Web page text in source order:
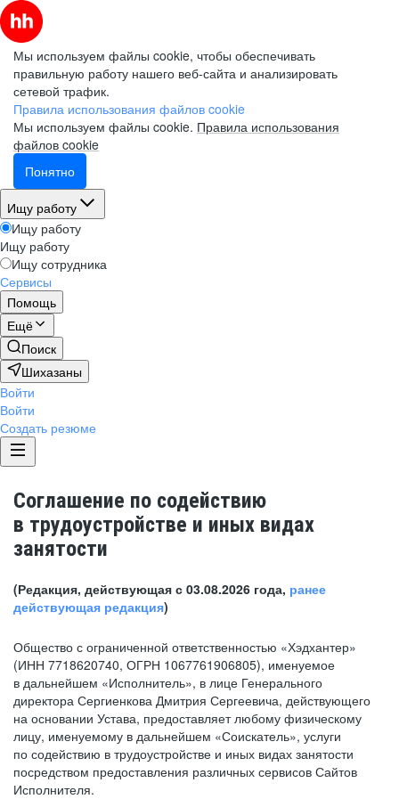
Мы используем файлы cookie, чтобы обеспечивать
правильную работу нашего веб-сайта и анализировать
сетевой трафик.
Правила использования файлов cookie
Мы используем файлы cookie. Правила использования
файлов cookie
Понятно
Ищу работу
Ищу работу
Ищу работу
Ищу сотрудника
Сервисы
Помощь
Ещё
Поиск
Шихазаны
Войти
Войти
Создать резюме
Соглашение по содействию
в трудоустройстве и иных видах
занятости
(Редакция, действующая с 03.08.2026 года, ранее
действующая редакция)
Общество с ограниченной ответственностью «Хэдхантер»
(ИНН 7718620740, ОГРН 1067761906805), именуемое
в дальнейшем «Исполнитель», в лице Генерального
директора Сергиенкова Дмитрия Сергеевича, действующего
на основании Устава, предоставляет любому физическому
лицу, именуемому в дальнейшем «Соискатель», услуги
по содействию в трудоустройстве и иных видах занятости
посредством предоставления различных сервисов Сайтов
Исполнителя.